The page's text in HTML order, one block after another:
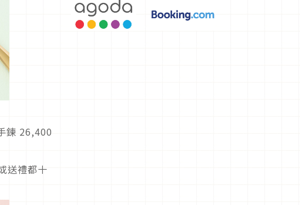
鍊 26,400
送禮都十